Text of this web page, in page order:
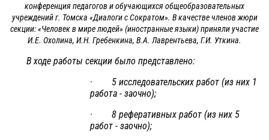
конференция педагогов и обучающихся общеобразовательных
учреждений г. Томска «Диалоги с Сократом». В качестве членов жюри
секции: «Человек в мире людей» (иностранные языки) приняли участие
И.Е. Охолина, И.Н. Гребенкина, В.А. Лаврентьева, Г.И. Уткина.
В ходе работы секции было представлено:
· 5 исследовательских работ (из них 1
работа - заочно);
· 8 реферативных работ (из них 5
работ - заочно);